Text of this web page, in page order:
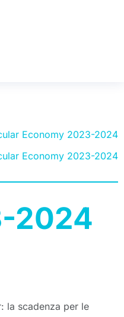
Economy 2023-2024
Economy 2023-2024
2024
la scadenza per le